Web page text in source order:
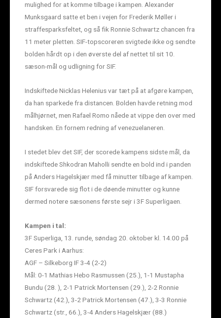
mulighed for at komme tilbage i kampen. Alexander
Munksgaard satte et ben i vejen for Frederik Møller i
straffesparksfeltet, og så fik Ronnie Schwartz chancen fra
11 meter pletten. SIF-topscoreren svigtede ikke og sendte
bolden hårdt op i den øverste del af nettet til sit 10.
sæson-mål og udligning for SIF.
Indskiftede Nicklas Helenius var tæt på at afgøre kampen,
da han sparkede fra distancen. Bolden havde retning mod
målhjørnet, men Rafael Romo nåede at vippe den over med
handsken. En fornem redning af venezuelaneren.
I stedet blev det SIF, der scorede kampens sidste mål, da
indskiftede Shkodran Maholli sendte en bold ind i panden
på Anders Hagelskjær med få minutter tilbage af kampen.
SIF forsvarede sig flot i de døende minutter og kunne
dermed notere sæsonens første sejr i 3F Superligaen.
Kampen i tal:
3F Superliga, 13. runde, søndag 20. oktober kl. 14.00 på
Ceres Park i Aarhus:
AGF – Silkeborg IF 3-4 (2-2)
Mål: 0-1 Mathias Hebo Rasmussen (25.), 1-1 Mustapha
Bundu (28. ), 2-1 Patrick Mortensen (29.), 2-2 Ronnie
Schwartz (42.), 3-2 Patrick Mortensen (47.), 3-3 Ronnie
Schwartz (str., 66.), 3-4 Anders Hagelskjær (88.)